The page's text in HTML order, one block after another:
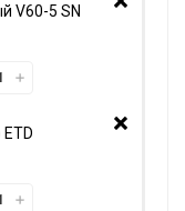
V60-5 SN